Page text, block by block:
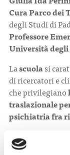
Cura Parco dei
degli Studi di
Professore
Università
Lascuolasi
di ricercatori e
che privilegiano
traslazionale
psichiatria fra
L’iscrizione
100 iscrizioni